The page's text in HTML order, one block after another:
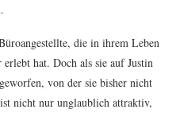
die in ihrem Leben
erlebt hat. Doch als sie auf Justin
von der sie bisher nicht
nicht nur unglaublich attraktiv,